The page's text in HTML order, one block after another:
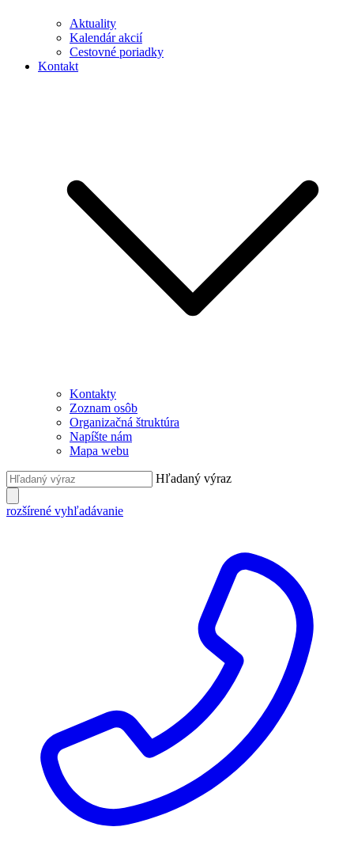
Aktuality
Kalendár akcií
Cestovné poriadky
Kontakt
Kontakty
Zoznam osôb
Organizačná štruktúra
Napíšte nám
Mapa webu
Hľadaný výraz
rozšírené vyhľadávanie